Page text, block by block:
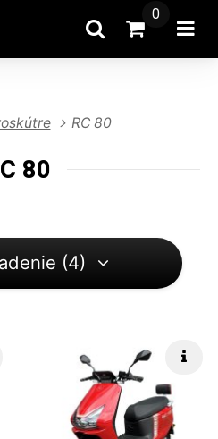
HľadaťPrejsť na
0
RC 80
80
(4)